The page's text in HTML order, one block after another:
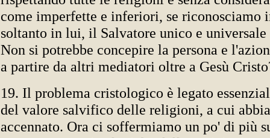
come imperfette e inferiori, se riconosciamo
soltanto in lui, il Salvatore unico e
Non si potrebbe concepire la persona e
a partire da altri mediatori oltre a Gesù
19. Il problema cristologico è legato
del valore salvifico delle religioni, a cui
accennato. Ora ci soffermiamo un po' di più